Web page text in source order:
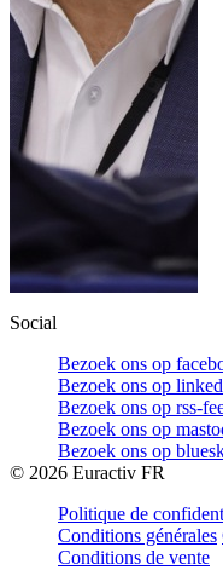
Social
Bezoek ons op
Bezoek ons op
Bezoek ons op rss-
Bezoek ons op
Bezoek ons op
© 2026 Euractiv FR
Politique de
Conditions générales
Conditions de vente